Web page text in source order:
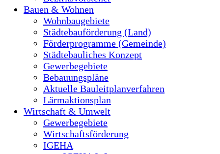
Bauen & Wohnen
Wohnbaugebiete
Städtebauförderung (Land)
Förderprogramme (Gemeinde)
Städtebauliches Konzept
Gewerbegebiete
Bebauungspläne
Aktuelle Bauleitplanverfahren
Lärmaktionsplan
Wirtschaft & Umwelt
Gewerbegebiete
Wirtschaftsförderung
IGEHA